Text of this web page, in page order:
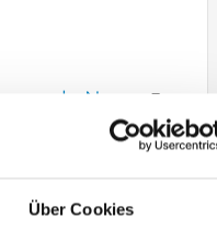
Über Cookies
nach: Name